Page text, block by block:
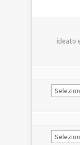
ideato
Le
Notizie
Notizie
per